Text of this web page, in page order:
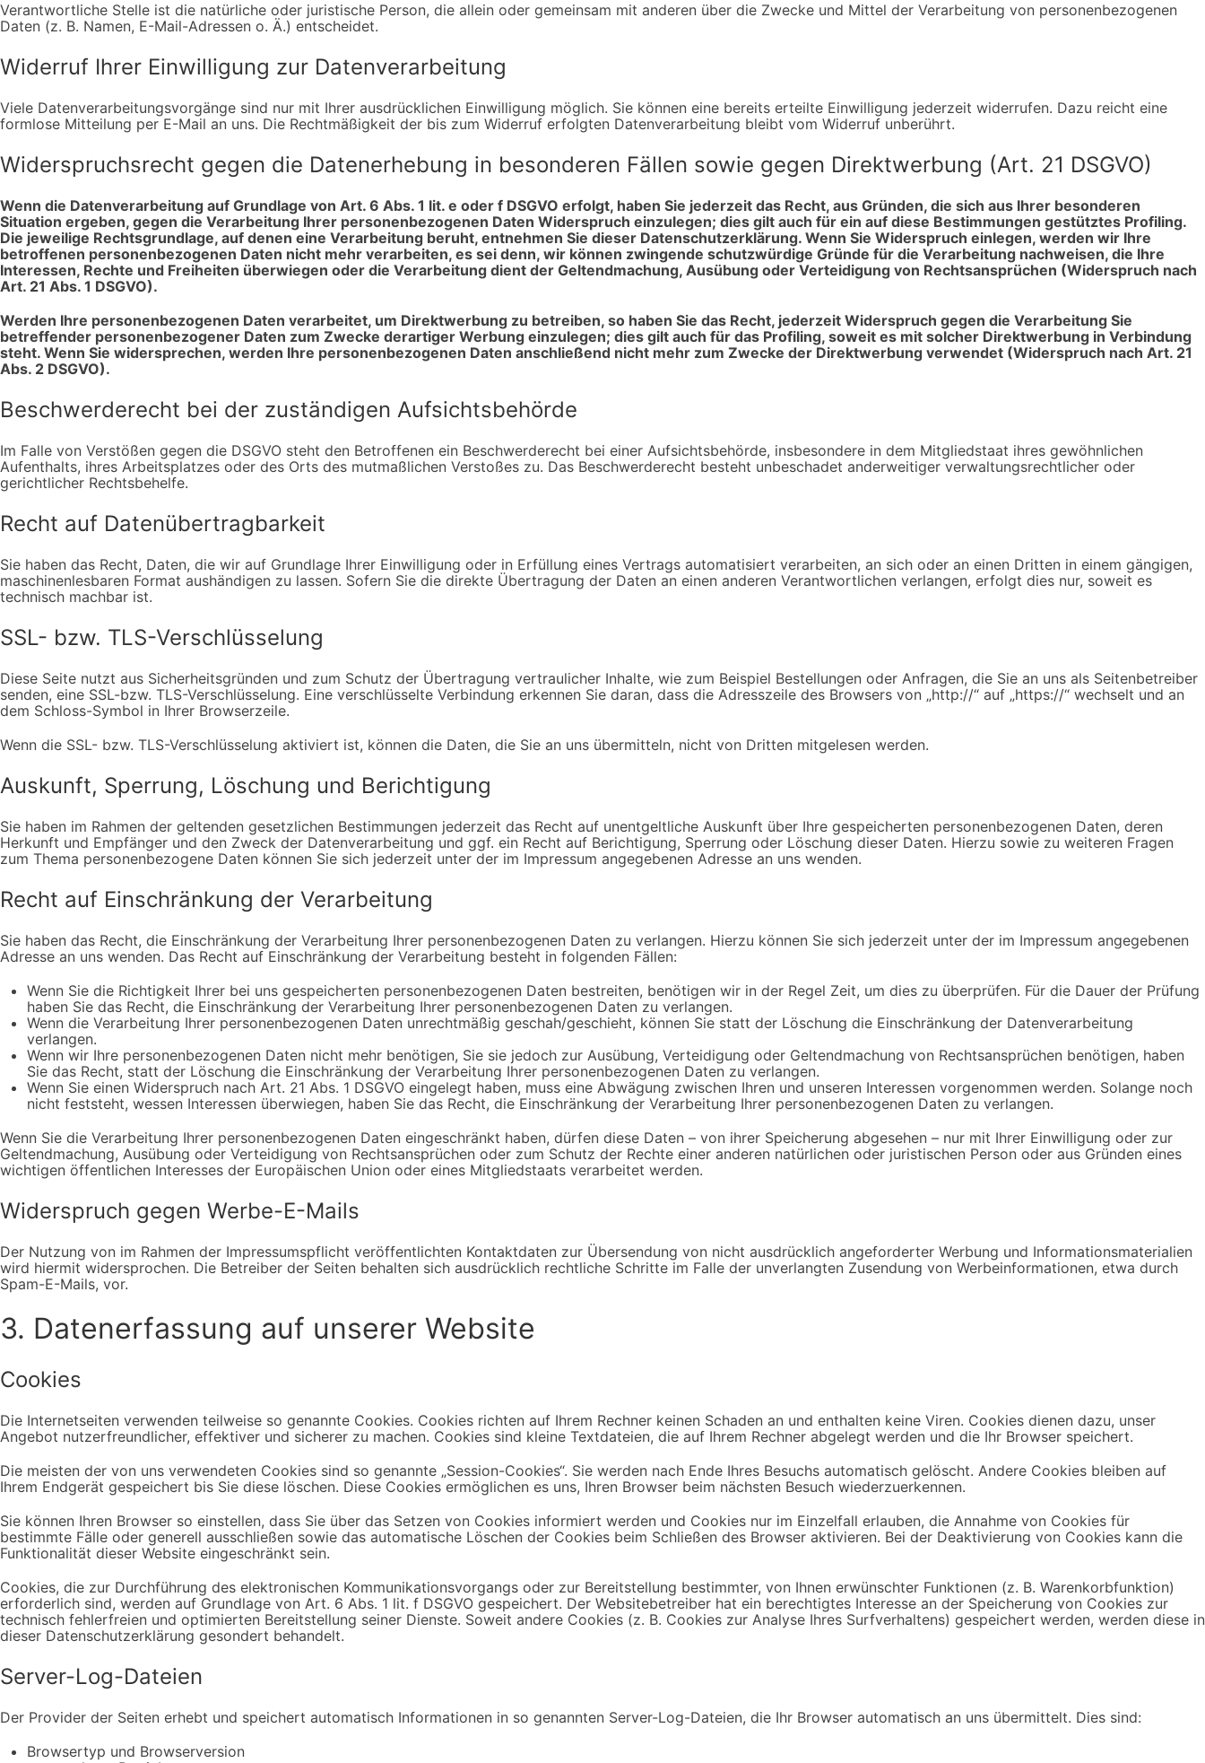
Verantwortliche Stelle ist die natürliche oder juristische Person, die allein oder gemeinsam mit anderen über die Zwecke und Mittel der Verarbeitung von personenbezogenen
Daten (z. B. Namen, E-Mail-Adressen o. Ä.) entscheidet.
Widerruf Ihrer Einwilligung zur Datenverarbeitung
Viele Datenverarbeitungsvorgänge sind nur mit Ihrer ausdrücklichen Einwilligung möglich. Sie können eine bereits erteilte Einwilligung jederzeit widerrufen. Dazu reicht eine
formlose Mitteilung per E-Mail an uns. Die Rechtmäßigkeit der bis zum Widerruf erfolgten Datenverarbeitung bleibt vom Widerruf unberührt.
Widerspruchsrecht gegen die Datenerhebung in besonderen Fällen sowie gegen Direktwerbung (Art. 21 DSGVO)
Wenn die Datenverarbeitung auf Grundlage von Art. 6 Abs. 1 lit. e oder f DSGVO erfolgt, haben Sie jederzeit das Recht, aus Gründen, die sich aus Ihrer besonderen
Situation ergeben, gegen die Verarbeitung Ihrer personenbezogenen Daten Widerspruch einzulegen; dies gilt auch für ein auf diese Bestimmungen gestütztes Profiling.
Die jeweilige Rechtsgrundlage, auf denen eine Verarbeitung beruht, entnehmen Sie dieser Datenschutzerklärung. Wenn Sie Widerspruch einlegen, werden wir Ihre
betroffenen personenbezogenen Daten nicht mehr verarbeiten, es sei denn, wir können zwingende schutzwürdige Gründe für die Verarbeitung nachweisen, die Ihre
Interessen, Rechte und Freiheiten überwiegen oder die Verarbeitung dient der Geltendmachung, Ausübung oder Verteidigung von Rechtsansprüchen (Widerspruch nach
Art. 21 Abs. 1 DSGVO).
Werden Ihre personenbezogenen Daten verarbeitet, um Direktwerbung zu betreiben, so haben Sie das Recht, jederzeit Widerspruch gegen die Verarbeitung Sie
betreffender personenbezogener Daten zum Zwecke derartiger Werbung einzulegen; dies gilt auch für das Profiling, soweit es mit solcher Direktwerbung in Verbindung
steht. Wenn Sie widersprechen, werden Ihre personenbezogenen Daten anschließend nicht mehr zum Zwecke der Direktwerbung verwendet (Widerspruch nach Art. 21
Abs. 2 DSGVO).
Beschwerderecht bei der zuständigen Aufsichtsbehörde
Im Falle von Verstößen gegen die DSGVO steht den Betroffenen ein Beschwerderecht bei einer Aufsichtsbehörde, insbesondere in dem Mitgliedstaat ihres gewöhnlichen
Aufenthalts, ihres Arbeitsplatzes oder des Orts des mutmaßlichen Verstoßes zu. Das Beschwerderecht besteht unbeschadet anderweitiger verwaltungsrechtlicher oder
gerichtlicher Rechtsbehelfe.
Recht auf Datenübertragbarkeit
Sie haben das Recht, Daten, die wir auf Grundlage Ihrer Einwilligung oder in Erfüllung eines Vertrags automatisiert verarbeiten, an sich oder an einen Dritten in einem gängigen,
maschinenlesbaren Format aushändigen zu lassen. Sofern Sie die direkte Übertragung der Daten an einen anderen Verantwortlichen verlangen, erfolgt dies nur, soweit es
technisch machbar ist.
SSL- bzw. TLS-Verschlüsselung
Diese Seite nutzt aus Sicherheitsgründen und zum Schutz der Übertragung vertraulicher Inhalte, wie zum Beispiel Bestellungen oder Anfragen, die Sie an uns als Seitenbetreiber
senden, eine SSL-bzw. TLS-Verschlüsselung. Eine verschlüsselte Verbindung erkennen Sie daran, dass die Adresszeile des Browsers von „http://“ auf „https://“ wechselt und an
dem Schloss-Symbol in Ihrer Browserzeile.
Wenn die SSL- bzw. TLS-Verschlüsselung aktiviert ist, können die Daten, die Sie an uns übermitteln, nicht von Dritten mitgelesen werden.
Auskunft, Sperrung, Löschung und Berichtigung
Sie haben im Rahmen der geltenden gesetzlichen Bestimmungen jederzeit das Recht auf unentgeltliche Auskunft über Ihre gespeicherten personenbezogenen Daten, deren
Herkunft und Empfänger und den Zweck der Datenverarbeitung und ggf. ein Recht auf Berichtigung, Sperrung oder Löschung dieser Daten. Hierzu sowie zu weiteren Fragen
zum Thema personenbezogene Daten können Sie sich jederzeit unter der im Impressum angegebenen Adresse an uns wenden.
Recht auf Einschränkung der Verarbeitung
Sie haben das Recht, die Einschränkung der Verarbeitung Ihrer personenbezogenen Daten zu verlangen. Hierzu können Sie sich jederzeit unter der im Impressum angegebenen
Adresse an uns wenden. Das Recht auf Einschränkung der Verarbeitung besteht in folgenden Fällen:
Wenn Sie die Richtigkeit Ihrer bei uns gespeicherten personenbezogenen Daten bestreiten, benötigen wir in der Regel Zeit, um dies zu überprüfen. Für die Dauer der Prüfung
haben Sie das Recht, die Einschränkung der Verarbeitung Ihrer personenbezogenen Daten zu verlangen.
Wenn die Verarbeitung Ihrer personenbezogenen Daten unrechtmäßig geschah/geschieht, können Sie statt der Löschung die Einschränkung der Datenverarbeitung
verlangen.
Wenn wir Ihre personenbezogenen Daten nicht mehr benötigen, Sie sie jedoch zur Ausübung, Verteidigung oder Geltendmachung von Rechtsansprüchen benötigen, haben
Sie das Recht, statt der Löschung die Einschränkung der Verarbeitung Ihrer personenbezogenen Daten zu verlangen.
Wenn Sie einen Widerspruch nach Art. 21 Abs. 1 DSGVO eingelegt haben, muss eine Abwägung zwischen Ihren und unseren Interessen vorgenommen werden. Solange noch
nicht feststeht, wessen Interessen überwiegen, haben Sie das Recht, die Einschränkung der Verarbeitung Ihrer personenbezogenen Daten zu verlangen.
Wenn Sie die Verarbeitung Ihrer personenbezogenen Daten eingeschränkt haben, dürfen diese Daten – von ihrer Speicherung abgesehen – nur mit Ihrer Einwilligung oder zur
Geltendmachung, Ausübung oder Verteidigung von Rechtsansprüchen oder zum Schutz der Rechte einer anderen natürlichen oder juristischen Person oder aus Gründen eines
wichtigen öffentlichen Interesses der Europäischen Union oder eines Mitgliedstaats verarbeitet werden.
Widerspruch gegen Werbe-E-Mails
Der Nutzung von im Rahmen der Impressumspflicht veröffentlichten Kontaktdaten zur Übersendung von nicht ausdrücklich angeforderter Werbung und Informationsmaterialien
wird hiermit widersprochen. Die Betreiber der Seiten behalten sich ausdrücklich rechtliche Schritte im Falle der unverlangten Zusendung von Werbeinformationen, etwa durch
Spam-E-Mails, vor.
3. Datenerfassung auf unserer Website
Cookies
Die Internetseiten verwenden teilweise so genannte Cookies. Cookies richten auf Ihrem Rechner keinen Schaden an und enthalten keine Viren. Cookies dienen dazu, unser
Angebot nutzerfreundlicher, effektiver und sicherer zu machen. Cookies sind kleine Textdateien, die auf Ihrem Rechner abgelegt werden und die Ihr Browser speichert.
Die meisten der von uns verwendeten Cookies sind so genannte „Session-Cookies“. Sie werden nach Ende Ihres Besuchs automatisch gelöscht. Andere Cookies bleiben auf
Ihrem Endgerät gespeichert bis Sie diese löschen. Diese Cookies ermöglichen es uns, Ihren Browser beim nächsten Besuch wiederzuerkennen.
Sie können Ihren Browser so einstellen, dass Sie über das Setzen von Cookies informiert werden und Cookies nur im Einzelfall erlauben, die Annahme von Cookies für
bestimmte Fälle oder generell ausschließen sowie das automatische Löschen der Cookies beim Schließen des Browser aktivieren. Bei der Deaktivierung von Cookies kann die
Funktionalität dieser Website eingeschränkt sein.
Cookies, die zur Durchführung des elektronischen Kommunikationsvorgangs oder zur Bereitstellung bestimmter, von Ihnen erwünschter Funktionen (z. B. Warenkorbfunktion)
erforderlich sind, werden auf Grundlage von Art. 6 Abs. 1 lit. f DSGVO gespeichert. Der Websitebetreiber hat ein berechtigtes Interesse an der Speicherung von Cookies zur
technisch fehlerfreien und optimierten Bereitstellung seiner Dienste. Soweit andere Cookies (z. B. Cookies zur Analyse Ihres Surfverhaltens) gespeichert werden, werden diese in
dieser Datenschutzerklärung gesondert behandelt.
Server-Log-Dateien
Der Provider der Seiten erhebt und speichert automatisch Informationen in so genannten Server-Log-Dateien, die Ihr Browser automatisch an uns übermittelt. Dies sind:
Browsertyp und Browserversion